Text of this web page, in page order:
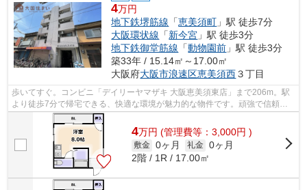
4万円
地下鉄堺筋線 「恵美須町 」駅 徒歩7分
大阪環状線 「新今宮 」駅 徒歩3分
地下鉄御堂筋線 「動物園前 」駅 徒歩3分
築33年 / 15.14㎡～17.00㎡
大阪府大阪市浪速区恵美須西３丁目
歩いてすぐ。コンビニ「デイリーヤマザキ 大阪恵美須東店」まで206m。駅
より徒歩7分で帰宅できる、快適な環境が魅力的な物件です。頑強で信頼性
の高い鉄骨造の物件です。機能性やデザ...
4万円 (管理費等：3,000円 )
敷金 0ヶ月 礼金 0ヶ月
2階 / 1R / 17.00㎡